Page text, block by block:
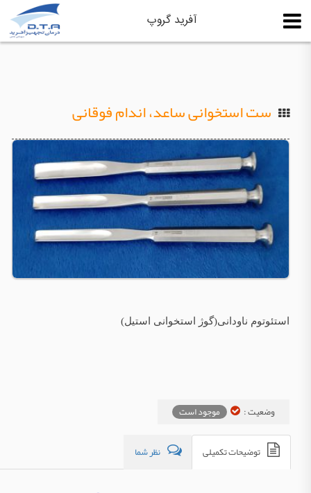
آفرید گروپ
ست استخوانی ساعد، اندام فوقانی
استئوتوم ناودانی(گوژ استخوانی استیل)
وضعیت : موجود است
توضیحات تکمیلی نظر شما